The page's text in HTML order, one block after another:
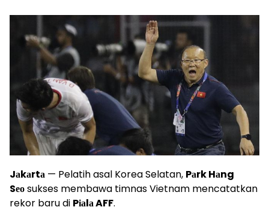
Jаkаrtа — Pelatih asal Korea Selatan, Pаrk Hаng
Sеоsukses membawa timnas Vietnam mencatatkan
rekor baru di Pіаlа AFF.